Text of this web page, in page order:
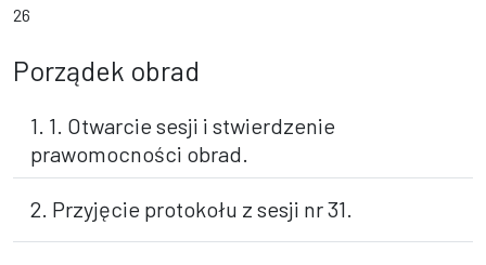
26
Porządek obrad
1. 1. Otwarcie sesji i stwierdzenie
prawomocności obrad.
2. Przyjęcie protokołu z sesji nr 31.